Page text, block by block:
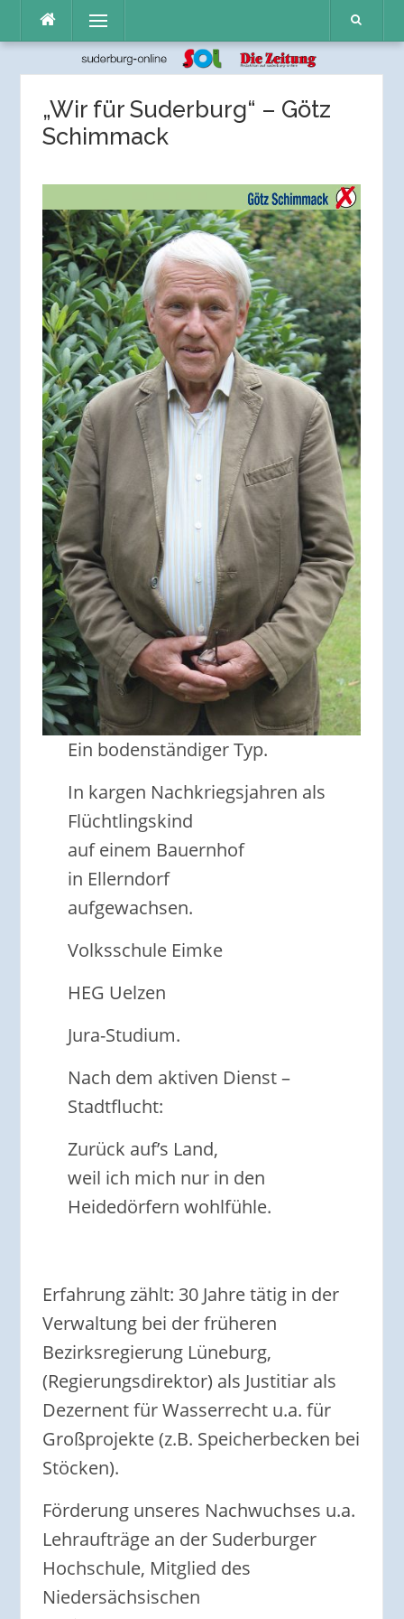
Inhalt
Menü
„Wir für Suderburg“ – Götz
Schimmack
Ein bodenständiger Typ.
In kargen Nachkriegsjahren als
Flüchtlingskind
auf einem Bauernhof
in Ellerndorf
aufgewachsen.
Volksschule Eimke
HEG Uelzen
Jura-Studium.
Nach dem aktiven Dienst –
Stadtflucht:
Zurück auf’s Land,
weil ich mich nur in den
Heidedörfern wohlfühle.
Erfahrung zählt: 30 Jahre tätig in der
Verwaltung bei der früheren
Bezirksregierung Lüneburg,
(Regierungsdirektor) als Justitiar als
Dezernent für Wasserrecht u.a. für
Großprojekte (z.B. Speicherbecken bei
Stöcken).
Förderung unseres Nachwuchses u.a.
Lehraufträge an der Suderburger
Hochschule, Mitglied des
Niedersächsischen